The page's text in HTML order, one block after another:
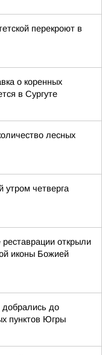
перекроют в
о коренных
в Сургуте
лесных
утром четверга
открыли
иконы Божией
добрались до
пунктов Югры